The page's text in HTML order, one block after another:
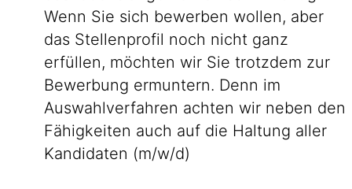
Wenn Sie sich bewerben wollen, aber
das Stellenprofil noch nicht ganz
erfüllen, möchten wir Sie trotzdem zur
Bewerbung ermuntern. Denn im
Auswahlverfahren achten wir neben den
Fähigkeiten auch auf die Haltung aller
Kandidaten (m/w/d)